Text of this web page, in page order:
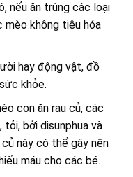
nếu ăn trúng các loại
mèo không tiêu hóa
hay động vật, đồ
khỏe.
con ăn rau củ, các
tỏi, bởi disunphua và
này có thể gây nên
máu cho các bé.